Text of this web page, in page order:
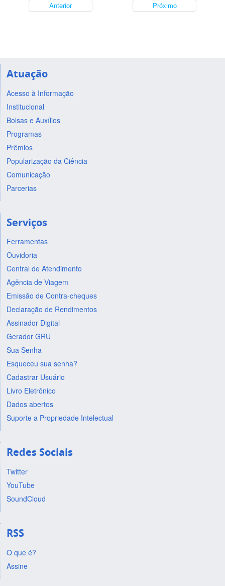
Anterior Próximo
Atuação
Acesso à Informação
Institucional
Bolsas e Auxílios
Programas
Prêmios
Popularização da Ciência
Comunicação
Parcerias
Serviços
Ferramentas
Ouvidoria
Central de Atendimento
Agência de Viagem
Emissão de Contra-cheques
Declaração de Rendimentos
Assinador Digital
Gerador GRU
Sua Senha
Esqueceu sua senha?
Cadastrar Usuário
Livro Eletrônico
Dados abertos
Suporte a Propriedade Intelectual
Redes Sociais
Twitter
YouTube
SoundCloud
RSS
O que é?
Assine